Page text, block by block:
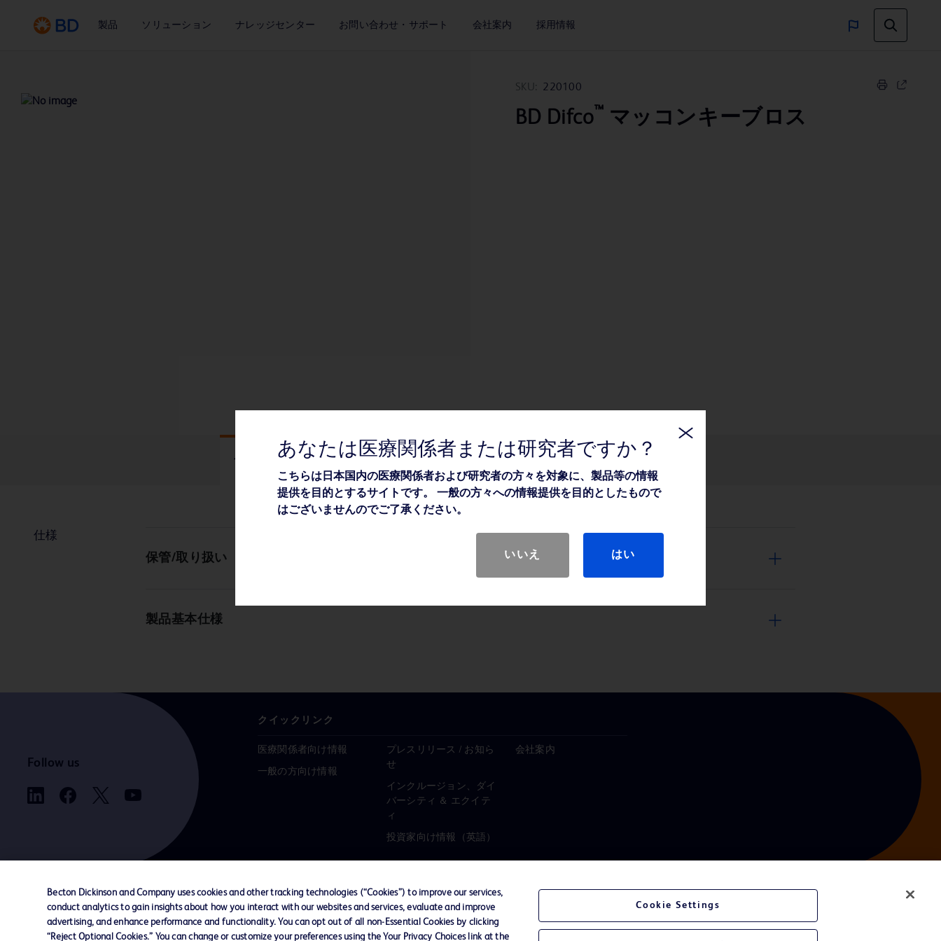
製品 ソリューション ナレッジセンター お問い合わせ・サポート 会社案内 採用情報
SKU: 220100
BD Difco™ マッコンキーブロス
仕様
仕様
保管/取り扱い
製品基本仕様
Follow us
クイックリンク
医療関係者向け情報
一般の方向け情報
プレスリリース / お知ら
せ
インクルージョン、ダイ
バーシティ ＆ エクイテ
ィ
投資家向け情報（英語）
会社案内
お問い合わせ Cookie Preferences プライバシーポリシー ご利用規約
あなたは医療関係者または研究者ですか？
こちらは日本国内の医療関係者および研究者の方々を対象に、製品等の情報
提供を目的とするサイトです。 一般の方々への情報提供を目的としたもので
はございませんのでご了承ください。
いいえ はい
Becton Dickinson and Company uses cookies and other tracking technologies (“Cookies”) to improve our services,
conduct analytics to gain insights about how you interact with our websites and services, evaluate and improve
advertising, and enhance performance and functionality. You can opt out of all non-Essential Cookies by clicking
“Reject Optional Cookies.” You can change or customize your preferences using the Your Privacy Choices link at the
Cookie Settings